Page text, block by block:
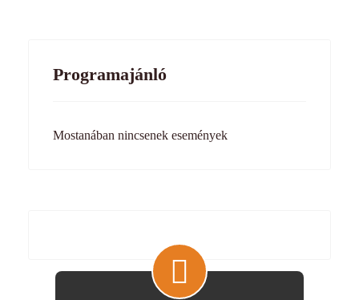
Programajánló
Mostanában nincsenek események